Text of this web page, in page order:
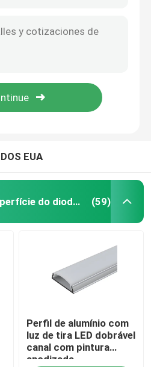
EUA
Perfil montado de superfície do diodo emissor de luz (59)
Perfil de alumínio com
luz de tira LED dobrável
canal com pintura
anodizada